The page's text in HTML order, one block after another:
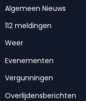
Algemeen Nieuws
112 meldingen
Weer
Evenementen
Vergunningen
Overlijdensberichten